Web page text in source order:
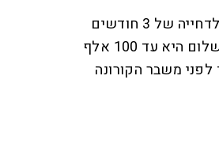
הבנקים מאפשרים דחייה של 3 חודשים (עם אופציה לדחייה של 3 חודשים
נוספים, בהתאם לשיקול דעת הבנק), כל עוד יתרת התשלום היא עד 100 אלף
משבר הקורונה